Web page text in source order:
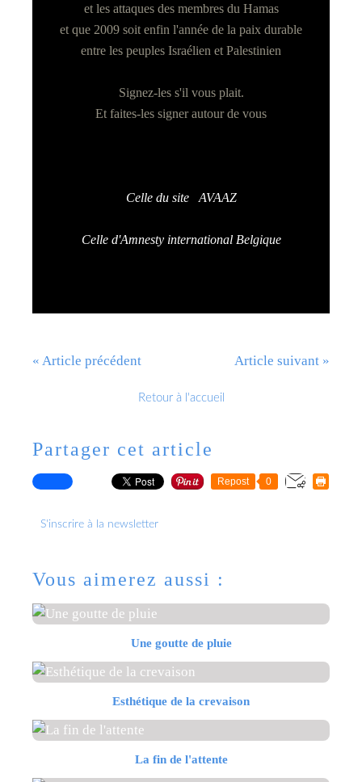
et les attaques des membres du Hamas
et que 2009 soit enfin l'année de la paix durable
entre les peuples Israélien et Palestinien
Signez-les s'il vous plait.
Et faites-les signer autour de vous
Celle du site AVAAZ
Celle d'Amnesty international Belgique
« Article précédent Article suivant »
Retour à l'accueil
Partager cet article
Repost 0
S'inscrire à la newsletter
Vous aimerez aussi :
Une goutte de pluie
Esthétique de la crevaison
La fin de l'attente